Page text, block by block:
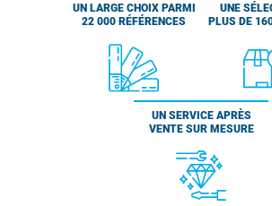
UN LARGE CHOIX PARMI
22 000 RÉFÉRENCES
UNE
PLUS DE
UN SERVICE APRÈS
VENTE SUR MESURE